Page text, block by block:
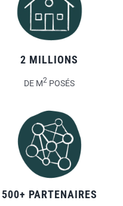
2 MILLIONS
DE M2 POSÉS
500+ PARTENAIRES